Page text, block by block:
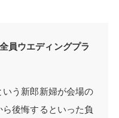
員ウエディングプラ
う新郎新婦が会場の
後悔するといった負